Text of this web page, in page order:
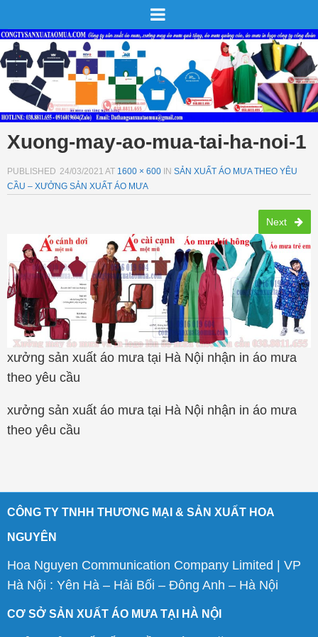
Xuong-may-ao-mua-tai-ha-noi-1
PUBLISHED 24/03/2021 AT 1600 × 600 IN SẢN XUẤT ÁO MƯA THEO YÊU
CẦU – XƯỞNG SẢN XUẤT ÁO MƯA
Next
xưởng sản xuất áo mưa tại Hà Nội nhận in áo mưa
theo yêu cầu
xưởng sản xuất áo mưa tại Hà Nội nhận in áo mưa
theo yêu cầu
CÔNG TY TNHH THƯƠNG MẠI & SẢN XUẤT HOA
NGUYÊN
Hoa Nguyen Communication Company Limited | VP
Hà Nội : Yên Hà – Hải Bối – Đông Anh – Hà Nội
CƠ SỞ SẢN XUẤT ÁO MƯA TẠI HÀ NỘI